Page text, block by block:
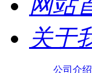
关于
公司介绍